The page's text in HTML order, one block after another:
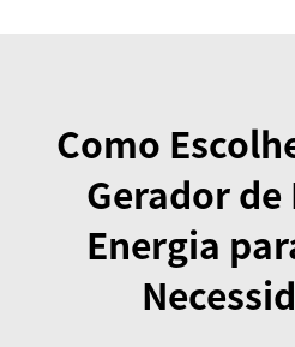
Como
Gerador de
Energia